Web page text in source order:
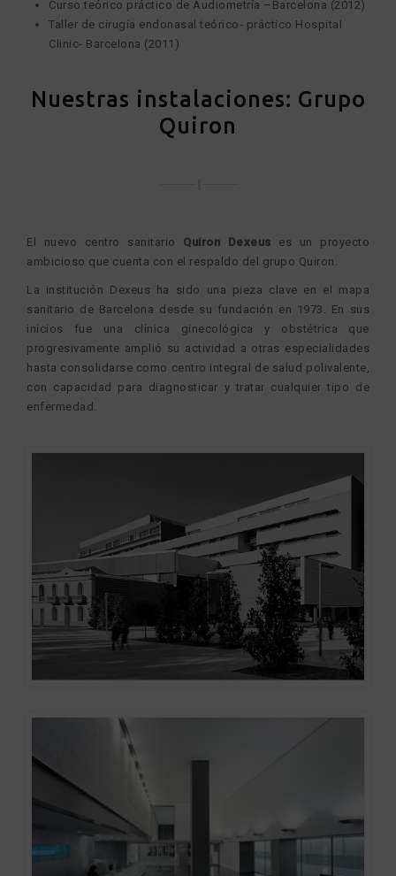
Curso teórico práctico de Audiometría –Barcelona (2012)
Taller de cirugía endonasal teórico- práctico Hospital
Clinic- Barcelona (2011)
Nuestras instalaciones: Grupo
Quiron
El nuevo centro sanitario Quiron Dexeus es un proyecto
ambicioso que cuenta con el respaldo del grupo Quiron.
La institución Dexeus ha sido una pieza clave en el mapa
sanitario de Barcelona desde su fundación en 1973. En sus
inicios fue una clínica ginecológica y obstétrica que
progresivamente amplió su actividad a otras especialidades
hasta consolidarse como centro integral de salud polivalente,
con capacidad para diagnosticar y tratar cualquier tipo de
enfermedad.